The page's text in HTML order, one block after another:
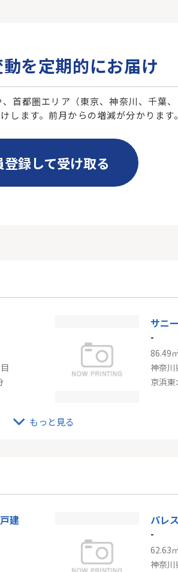
を定期的にお届け
首都圏エリア（東京、神奈川、千葉
します。前月からの増減が分かります
登録して受け取る
サニ
-
86.49
神奈
もっと見る
建
パレ
-
62.63
神奈